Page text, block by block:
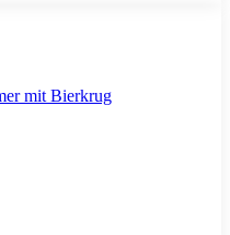
mit Bierkrug